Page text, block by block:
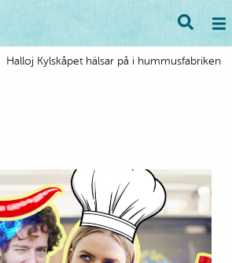
Halloj Kylskåpet hälsar på i hummusfabriken